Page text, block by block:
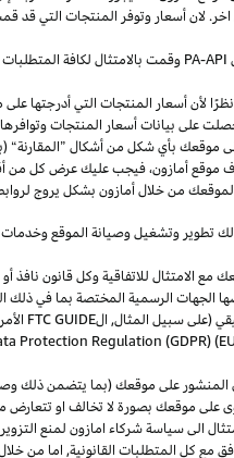
لان أسعار وتوفر المنتجات التي
PA-API وقمت بالامتثال لكافة
لأن أسعار المنتجات التي أدرجتها
على بيانات أسعار المنتجات
موقعك بأيشكل منأشكال ”المقارنة“
(
موقعأمازون،فيجبعليكعرض كل من
من خلال أمازون بشكل يروج
تطويروتشغيلوصيانة الموقع
الامتثال للاتفاقية وكل قانون نافذ
الجهات الرسمية المختصة بما في ذلك
(على سبيل المثال, الFTC GUIDE
Protection Regulation (GDPR)
المنشور على موقعك (بما يتضمن ذلك
موقعك بصورة لا تخالف او تتعارض
الى سياسة شركاء امازون لمنع
مع كل المتطلبات القانونية, اما من